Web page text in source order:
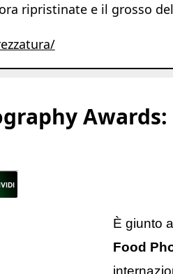
ripristinate e il grosso
È giunto
Food